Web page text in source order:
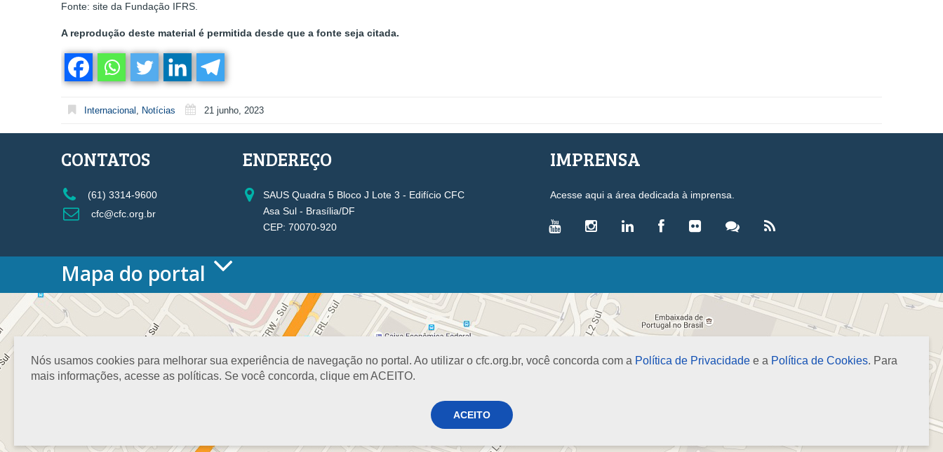
Fonte: site da Fundação IFRS.
A reprodução deste material é permitida desde que a fonte seja citada.
Internacional , Notícias 21 junho, 2023
Nós usamos cookies para melhorar sua experiência de navegação no portal. Ao utilizar o cfc.org.br, você concorda com a Política de Privacidade e a Política de Cookies. Para
mais informações, acesse as políticas. Se você concorda, clique em ACEITO.
ACEITO
CONTATOS
(61) 3314-9600
cfc@cfc.org.br
ENDEREÇO
SAUS Quadra 5 Bloco J Lote 3 - Edifício CFC
Asa Sul - Brasília/DF
CEP: 70070-920
IMPRENSA
Acesse aqui a área dedicada à imprensa.
Mapa do portal
HOME
O CONSELHO
Conselho Diretor
Planejamento
Organograma
O Presidente
VICE-PRESIDÊNCIAS
Administrativa
Controle Interno
Governança e Gestão Estratégica
Fiscalização, Ética e Disciplina
PROJETOS E PROGRAMAS
Excelência na Contabilidade
LEGISLAÇÃO
Decretos-Lei
Normas Brasileiras de Contabilidade
Revista Brasileira de Contabilidade (RBC)